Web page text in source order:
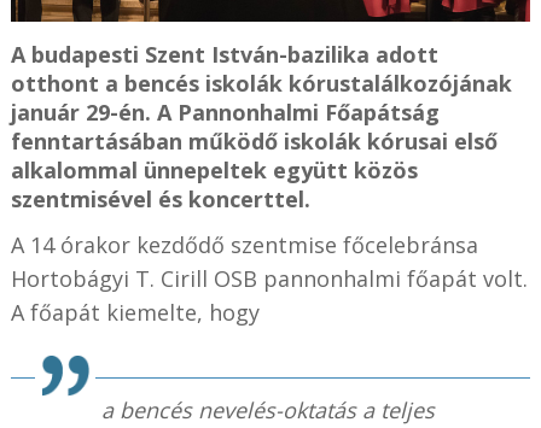
A budapesti Szent István-bazilika adott
otthont a bencés iskolák kórustalálkozójának
január 29-én. A Pannonhalmi Főapátság
fenntartásában működő iskolák kórusai első
alkalommal ünnepeltek együtt közös
szentmisével és koncerttel.
A 14 órakor kezdődő szentmise főcelebránsa
Hortobágyi T. Cirill OSB pannonhalmi főapát volt.
A főapát kiemelte, hogy
a bencés nevelés-oktatás a teljes